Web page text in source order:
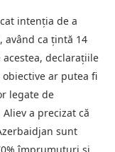
intenția de a
având ca țintă 14
declarațiile
ar putea fi
legate de
a precizat că
sunt
împrumuturi și